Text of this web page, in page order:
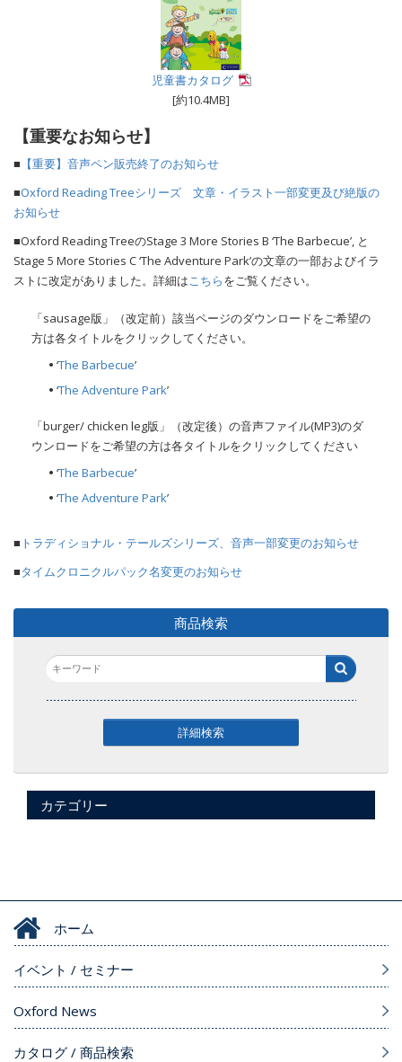
児童書カタログ
[約10.4MB]
【重要なお知らせ】
■ 【重要】音声ペン販売終了のお知らせ
■Oxford Reading Treeシリーズ 文章・イラスト一部変更及び絶版の
お知らせ
■Oxford Reading TreeのStage 3 More Stories B ‘The Barbecue’, と
Stage 5 More Stories C ‘The Adventure Park’の文章の一部およびイラ
ストに改定がありました。詳細はこちらをご覧ください。
「sausage版」（改定前）該当ページのダウンロードをご希望の
方は各タイトルをクリックしてください。
‘The Barbecue’
‘The Adventure Park’
「burger/ chicken leg版」（改定後）の音声ファイル(MP3)のダ
ウンロードをご希望の方は各タイトルをクリックしてください
‘The Barbecue’
‘The Adventure Park’
■ トラディショナル・テールズシリーズ、音声一部変更のお知らせ
■タイムクロニクルパック名変更のお知らせ
商品検索
詳細検索
カテゴリー
ホーム
イベント / セミナー
Oxford News
カタログ / 商品検索